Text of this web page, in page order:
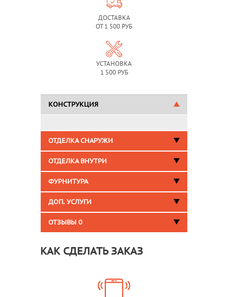
ДОСТАВКА
ОТ 1 500 РУБ
УСТАНОВКА
1 500 РУБ
КОНСТРУКЦИЯ
ОТДЕЛКА СНАРУЖИ
ОТДЕЛКА ВНУТРИ
ФУРНИТУРА
ДОП. УСЛУГИ
ОТЗЫВЫ 0
КАК СДЕЛАТЬ ЗАКАЗ